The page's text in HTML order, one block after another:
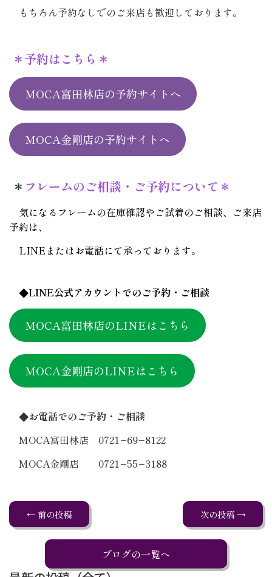
もちろん予約なしでのご来店も歓迎しております。
＊予約はこちら＊
MOCA富田林店の予約サイトへ
MOCA金剛店の予約サイトへ
＊ フレームのご相談・ご予約について＊
気になるフレームの在庫確認やご試着のご相談、ご来店
予約は、
LINEまたはお電話にて承っております。
◆LINE公式アカウントでのご予約・ご相談
MOCA富田林店のLINEはこちら
MOCA金剛店のLINEはこちら
◆お電話でのご予約・ご相談
MOCA富田林店 0721−69−8122
MOCA金剛店 0721−55−3188
← 前の投稿 次の投稿 →
ブログの一覧へ